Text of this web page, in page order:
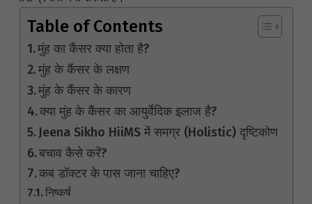
Table of Contents
मुंह का कैंसर क्या होता है?
मुंह के कैंसर के लक्षण
मुंह के कैंसर के कारण
क्या मुंह के कैंसर का आयुर्वेदिक इलाज है?
Jeena Sikho HiiMS में समग्र (Holistic) दृष्टिकोण
बचाव कैसे करें?
कब डॉक्टर के पास जाना चाहिए?
निष्कर्ष